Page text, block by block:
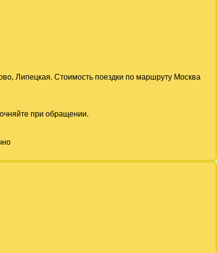
Липецкая. Стоимость поездки по маршруту Москва
при обращении.